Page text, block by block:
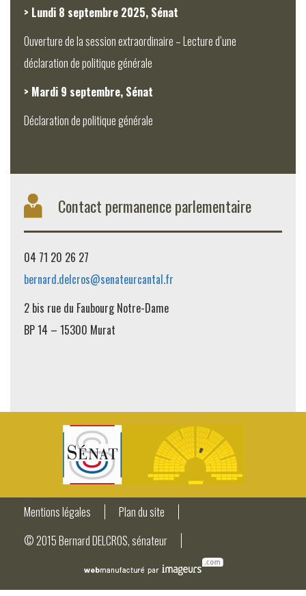
> Lundi 8 septembre 2025, Sénat
Ouverture de la session extraordinaire – Lecture d’une
déclaration de politique générale
> Mardi 9 septembre, Sénat
Déclaration de politique générale
Contact permanence parlementaire
04 71 20 26 27
bernard.delcros@senateurcantal.fr
2 bis rue du Faubourg Notre-Dame
BP 14 – 15300 Murat
Mentions légales
Plan du site
© 2015 Bernard DELCROS, sénateur